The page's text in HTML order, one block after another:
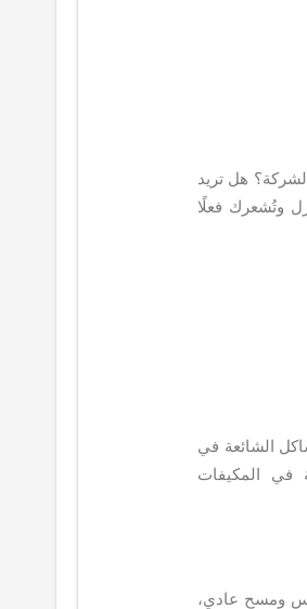
هل تريد
وتُشعرك فعلًا
الشائعة في
في المكيفات
ومسح عادي،